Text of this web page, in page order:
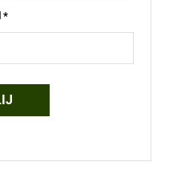
*